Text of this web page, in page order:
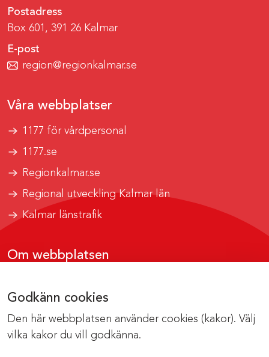
Godkänn cookies
Den här webbplatsen använder cookies (kakor). Välj
vilka kakor du vill godkänna.
Postadress
Box 601, 391 26 Kalmar
E-post
region@regionkalmar.se
Våra webbplatser
1177 för vårdpersonal
1177.se
Regionkalmar.se
Regional utveckling Kalmar län
Kalmar länstrafik
Om webbplatsen
Om cookies
Kontakta webbredaktionen